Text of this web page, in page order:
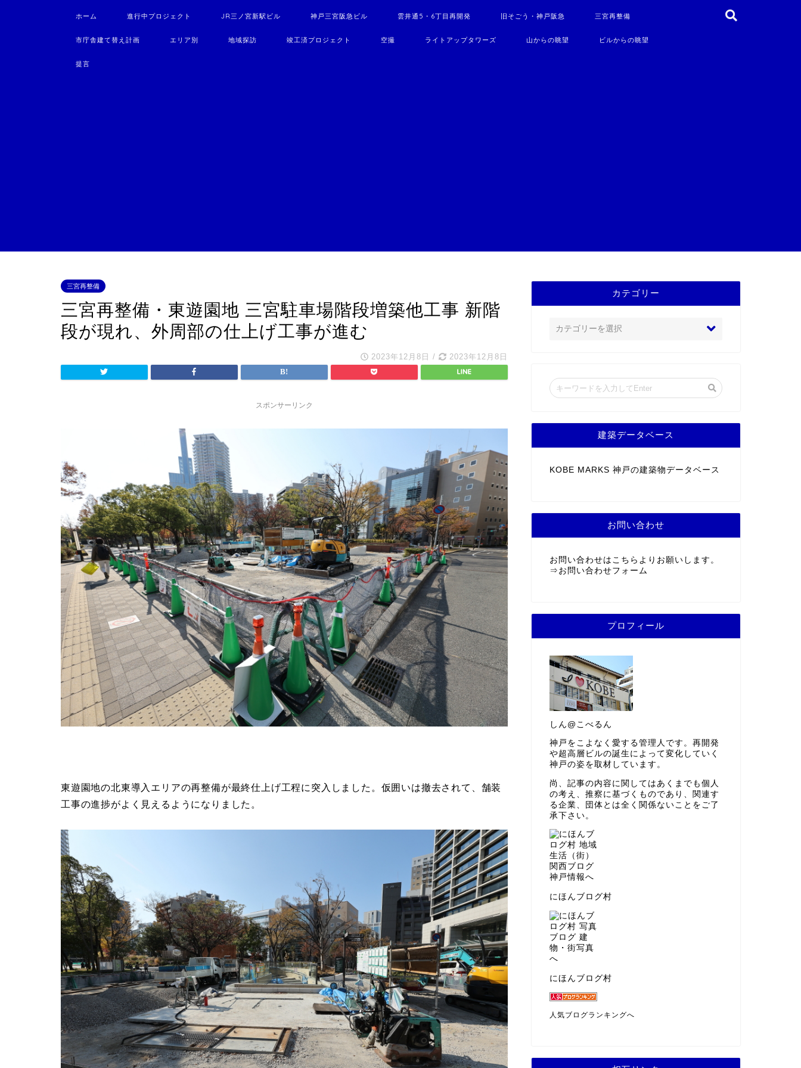
ホーム 進行中プロジェクト JR三ノ宮新駅ビル 神戸三宮阪急ビル 雲井通5・6丁目再開発 旧そごう・神戸阪急 三宮再整備
市庁舎建て替え計画 エリア別 地域探訪 竣工済プロジェクト 空撮 ライトアップタワーズ 山からの眺望 ビルからの眺望
提言
三宮再整備
三宮再整備・東遊園地 三宮駐車場階段増築他工事 新階
段が現れ、外周部の仕上げ工事が進む
2023年12月8日 / 2023年12月8日
スポンサーリンク
東遊園地の北東導入エリアの再整備が最終仕上げ工程に突入しました。仮囲いは撤去されて、舗装
工事の進捗がよく見えるようになりました。
カテゴリー
建築データベース
KOBE MARKS 神戸の建築物データベース
お問い合わせ
お問い合わせはこちらよりお願いします。
⇒ お問い合わせフォーム
プロフィール
しん@こべるん
神戸をこよなく愛する管理人です。再開発
や超高層ビルの誕生によって変化していく
神戸の姿を取材しています。
尚、記事の内容に関してはあくまでも個人
の考え、推察に基づくものであり、関連す
る企業、団体とは全く関係ないことをご了
承下さい。
にほんブログ村
にほんブログ村
人気ブログランキングへ